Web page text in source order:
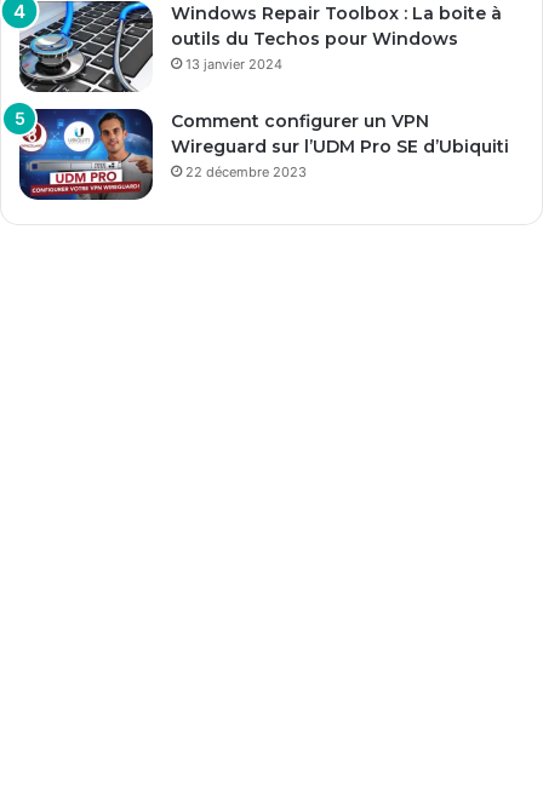
Windows Repair Toolbox : La boite à
outils du Techos pour Windows
13 janvier 2024
Comment configurer un VPN
Wireguard sur l’UDM Pro SE d’Ubiquiti
22 décembre 2023